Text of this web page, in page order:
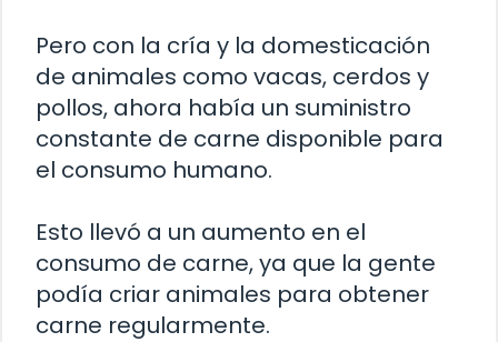
Pero con la cría y la domesticación
de animales como vacas, cerdos y
pollos, ahora había un suministro
constante de carne disponible para
el consumo humano.
Esto llevó a un aumento en el
consumo de carne, ya que la gente
podía criar animales para obtener
carne regularmente.